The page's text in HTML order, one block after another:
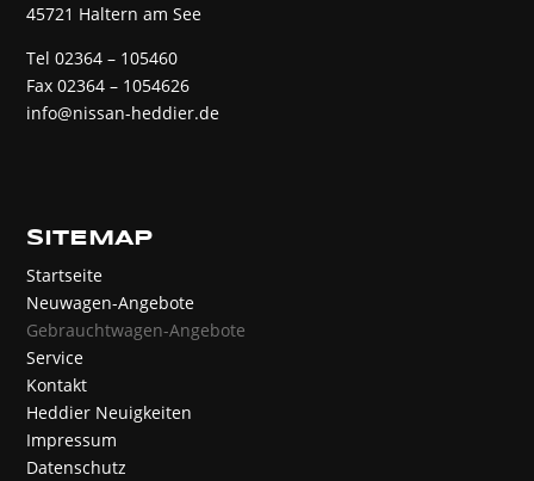
45721 Haltern am See
Tel 02364 – 105460
Fax 02364 – 1054626
info@nissan-heddier.de
SITEMAP
Startseite
Neuwagen-Angebote
Gebrauchtwagen-Angebote
Service
Kontakt
Heddier Neuigkeiten
Impressum
Datenschutz